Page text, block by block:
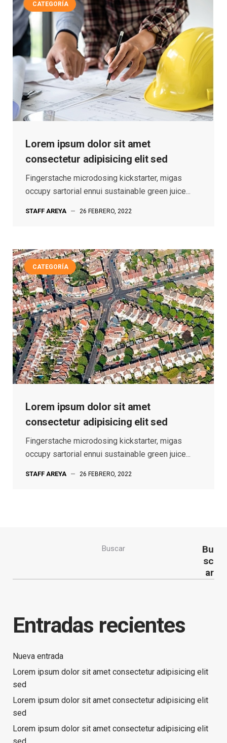
CATEGORÍA
Lorem ipsum dolor sit amet
consectetur adipisicing elit sed
Fingerstache microdosing kickstarter, migas
occupy sartorial ennui sustainable green juice...
STAFF AREYA — 26 FEBRERO, 2022
CATEGORÍA
Lorem ipsum dolor sit amet
consectetur adipisicing elit sed
Fingerstache microdosing kickstarter, migas
occupy sartorial ennui sustainable green juice...
STAFF AREYA — 26 FEBRERO, 2022
Buscar
Bu
sc
ar
Entradas recientes
Nueva entrada
Lorem ipsum dolor sit amet consectetur adipisicing elit
sed
Lorem ipsum dolor sit amet consectetur adipisicing elit
sed
Lorem ipsum dolor sit amet consectetur adipisicing elit